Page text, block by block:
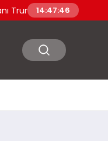
Ceuta Göçmen
14:47:47